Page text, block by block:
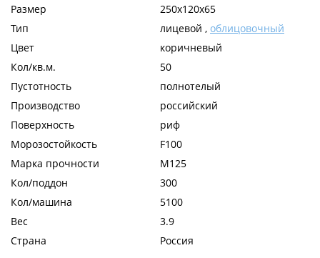
Размер
250х120х65
Тип
лицевой , облицовочный
Цвет
коричневый
Кол/кв.м.
50
Пустотность
полнотелый
Производство
российский
Поверхность
риф
Морозостойкость
F100
Марка прочности
М125
Кол/поддон
300
Кол/машина
5100
Вес
3.9
Страна
Россия